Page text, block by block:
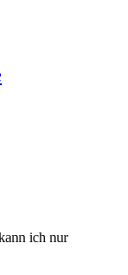
ich nur